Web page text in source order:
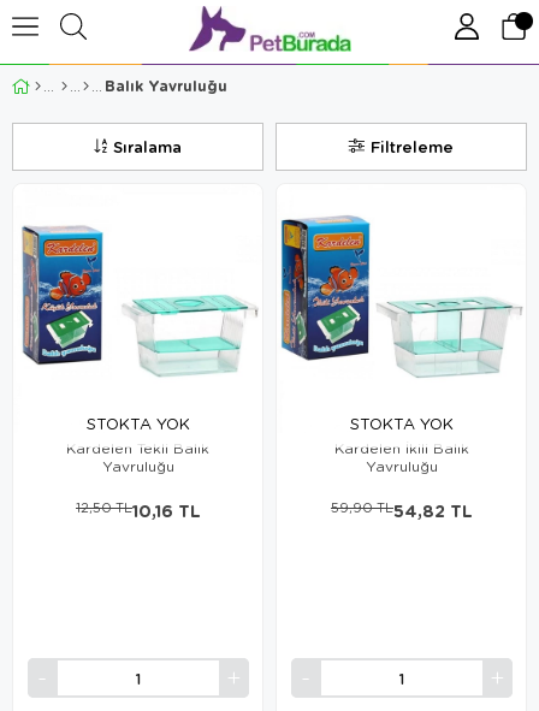
Balık Yavruluğu
Filtreleme
Sıralama
STOKTA YOK
Kardelen Tekli Balık
Yavruluğu
10,16 TL
12,50 TL
STOKTA YOK
Kardelen İkili Balık
Yavruluğu
54,82 TL
59,90 TL